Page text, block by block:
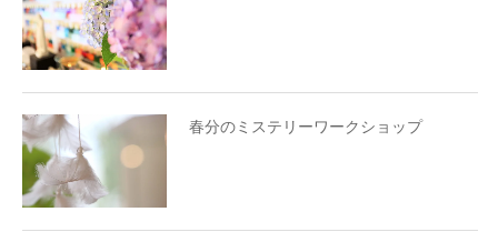
春分のミステリーワークショップ